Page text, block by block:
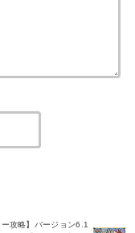
ー攻略】バージョン6.1